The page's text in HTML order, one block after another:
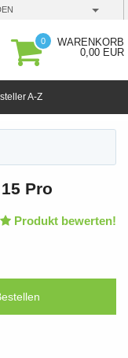
0
WARENKORB
0,00 EUR
A-Z
Pro
Produkt bewerten!